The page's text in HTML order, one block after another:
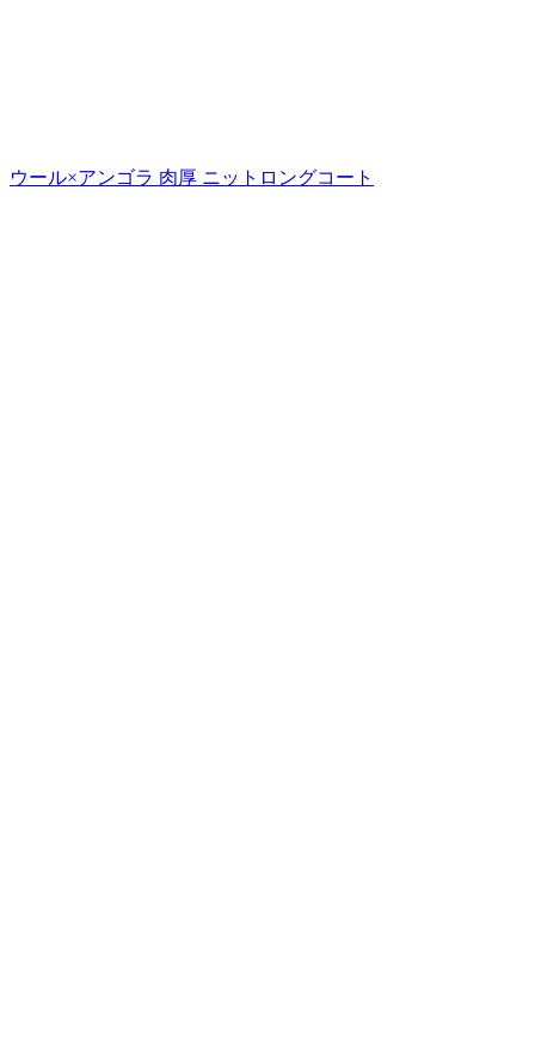
ウール×アンゴラ 肉厚 ニットロングコート